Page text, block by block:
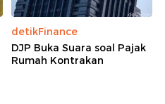
detikFinance
DJP Buka Suara soal Pajak
Rumah Kontrakan